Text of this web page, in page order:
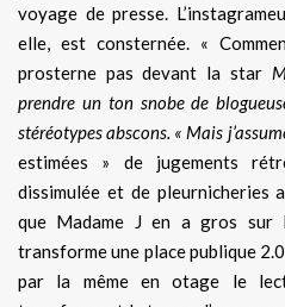
voyage de presse.
elle, est consternée. «
prosterne pas devant la star
prendre un ton snobe de
stéréotypes abscons. « Mais
estimées » de jugements
dissimulée et de pleurnicheries
que Madame J en a gros sur
transforme une place publique
par la même en otage le